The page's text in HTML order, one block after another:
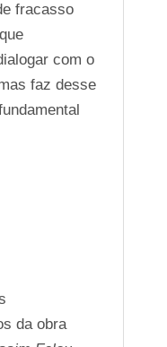
fracasso
com o
faz desse
da obra